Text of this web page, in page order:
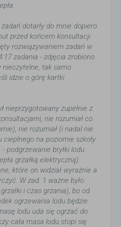
dotarły do mnie dopiero
przed końcem konsultacji
rozwiązywaniem zadań w
zadania - zdjęcia zrobiono
nieczytelne, tak samo
idzie o górę kartki
nieprzygotowany zupełnie z
nie rozumiał co
nie rozumiał (i nadal nie
na poziomie szkoły
podgrzewanie bryłki lodu
grzałką elektryczną).
które on widział wyraźnie a
W zad. 1 ważne było
i czas grzania), bo od
ogrzewania lodu będzie
lodu uda się ogrzać do
cała masa lodu stopi się